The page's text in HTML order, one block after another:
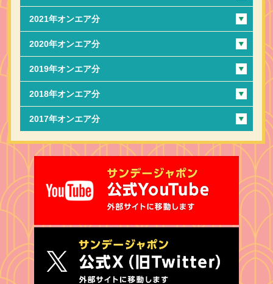
2021年オンエア分
2020年オンエア分
2019年オンエア分
2018年オンエア分
2017年オンエア分